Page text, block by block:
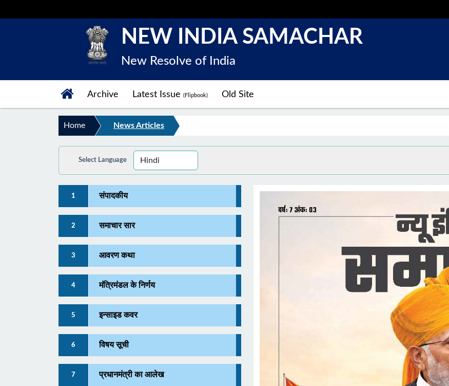
NEW INDIA SAMACHAR
New Resolve of India
Archive Latest Issue (Flipbook) Old Site
Home News Articles
Select Language
1 संपादकीय
2 समाचार सार
3 आवरण कथा
4 मंत्रिमंडल के निर्णय
5 इन्साइड कवर
6 विषय सूची
7 प्रधानमंत्री का आलेख